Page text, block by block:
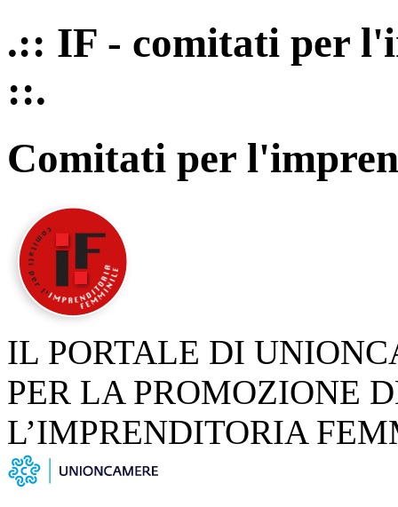
.:: IF - comitati per
::.
Comitati per
IL PORTALE DI
PER LA PROMOZIONE
L’IMPRENDITORIA